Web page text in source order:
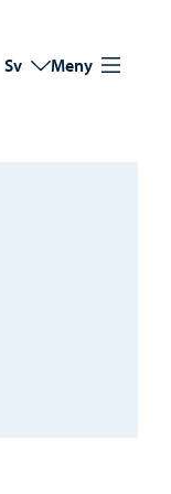
Byt språk
Nuvarande språk:
Sv Meny